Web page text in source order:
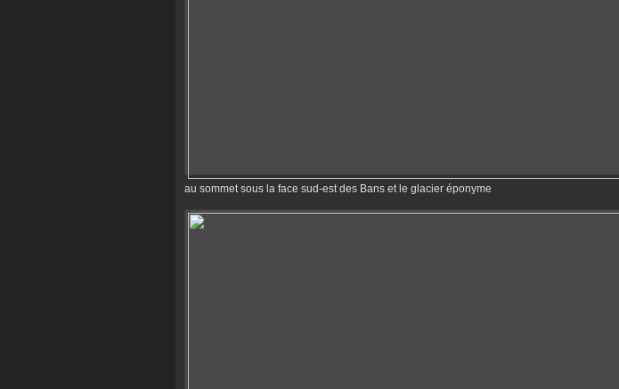
au sommet sous la face sud-est des Bans et le glacier éponyme